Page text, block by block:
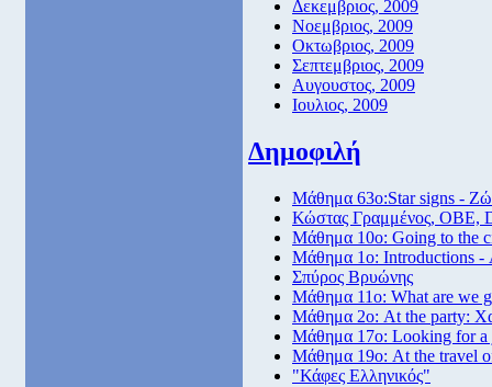
Δεκεμβριος, 2009
Νοεμβριος, 2009
Οκτωβριος, 2009
Σεπτεμβριος, 2009
Αυγουστος, 2009
Ιουλιος, 2009
Δημοφιλή
Μάθημα 63ο:Star signs -
Κώστας Γραμμένος, ΟΒΕ,
Μάθημα 10ο: Going to the
Μάθημα 1ο: Introductions -
Σπύρος Βρυώνης
Μάθημα 11ο: What are we
Μάθημα 2ο: At the party:
Μάθημα 17ο: Looking for a
Μάθημα 19ο: At the travel
"Κάφες Ελληνικός"